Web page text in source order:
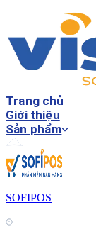
Trang chủ
Giới thiệu
Sản phẩm
SOFIPOS